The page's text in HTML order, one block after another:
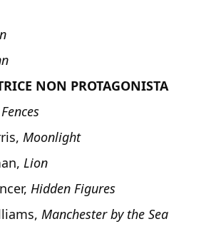
NON PROTAGONISTA
Fences
Moonlight
Lion
Hidden Figures
Manchester by the Sea